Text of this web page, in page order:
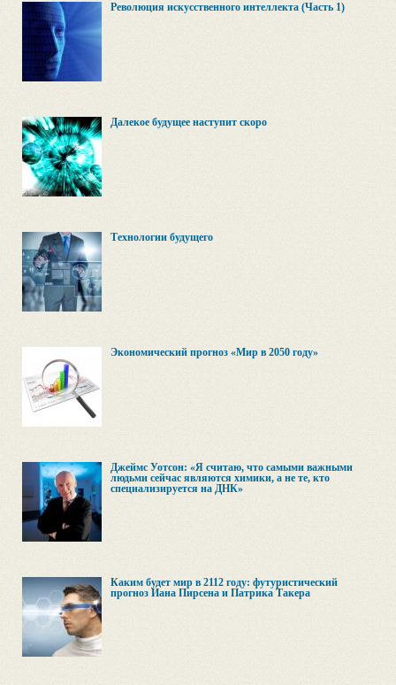
Революция искусственного интеллекта (Часть 1)
Далекое будущее наступит скоро
Технологии будущего
Экономический прогноз «Мир в 2050 году»
Джеймс Уотсон: «Я считаю, что самыми важными
людьми сейчас являются химики, а не те, кто
специализируется на ДНК»
Каким будет мир в 2112 году: футуристический
прогноз Иана Пирсена и Патрика Такера